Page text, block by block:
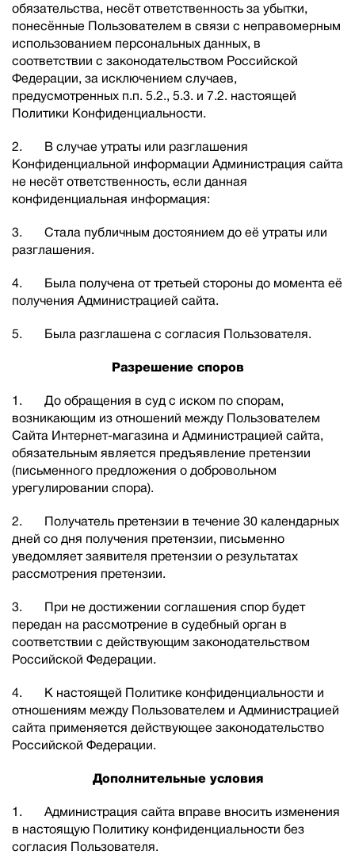
обязательства, несёт ответственность за убытки,
понесённые Пользователем в связи с неправомерным
использованием персональных данных, в
соответствии с законодательством Российской
Федерации, за исключением случаев,
предусмотренных п.п. 5.2., 5.3. и 7.2. настоящей
Политики Конфиденциальности.
2. В случае утраты или разглашения
Конфиденциальной информации Администрация сайта
не несёт ответственность, если данная
конфиденциальная информация:
3. Стала публичным достоянием до её утраты или
разглашения.
4. Была получена от третьей стороны до момента её
получения Администрацией сайта.
5. Была разглашена с согласия Пользователя.
Разрешение споров
1. До обращения в суд с иском по спорам,
возникающим из отношений между Пользователем
Сайта Интернет-магазина и Администрацией сайта,
обязательным является предъявление претензии
(письменного предложения о добровольном
урегулировании спора).
2. Получатель претензии в течение 30 календарных
дней со дня получения претензии, письменно
уведомляет заявителя претензии о результатах
рассмотрения претензии.
3. При не достижении соглашения спор будет
передан на рассмотрение в судебный орган в
соответствии с действующим законодательством
Российской Федерации.
4. К настоящей Политике конфиденциальности и
отношениям между Пользователем и Администрацией
сайта применяется действующее законодательство
Российской Федерации.
Дополнительные условия
1. Администрация сайта вправе вносить изменения
в настоящую Политику конфиденциальности без
согласия Пользователя.